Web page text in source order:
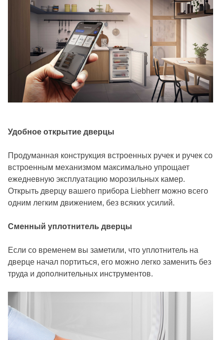
Удобное открытие дверцы
Продуманная конструкция встроенных ручек и ручек со
встроенным механизмом максимально упрощает
ежедневную эксплуатацию морозильных камер.
Открыть дверцу вашего прибора Liebherr можно всего
одним легким движением, без всяких усилий.
Сменный уплотнитель дверцы
Если со временем вы заметили, что уплотнитель на
дверце начал портиться, его можно легко заменить без
труда и дополнительных инструментов.